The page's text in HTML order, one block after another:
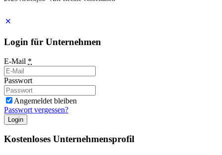
Login für Unternehmen
E-Mail *
Passwort
Angemeldet bleiben
Passwort vergessen?
Login
Kostenloses Unternehmensprofil